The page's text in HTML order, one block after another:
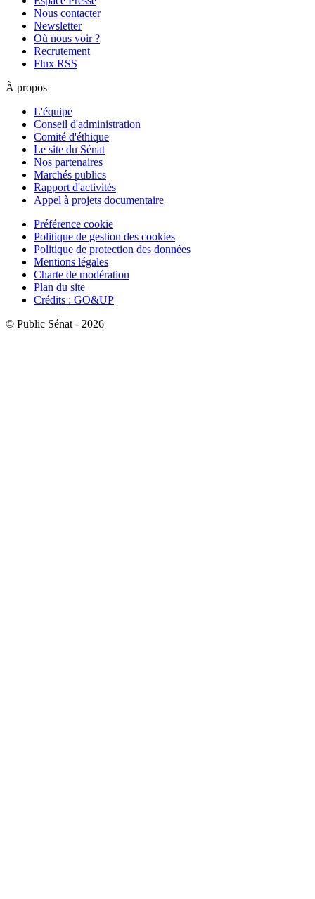
Nous contacter
Newsletter
Où nous voir ?
Recrutement
Flux RSS
À propos
L'équipe
Conseil d'administration
Comité d'éthique
Le site du Sénat
Nos partenaires
Marchés publics
Rapport d'activités
Appel à projets documentaire
Préférence cookie
Politique de gestion des cookies
Politique de protection des données
Mentions légales
Charte de modération
Plan du site
Crédits : GO&UP
© Public Sénat - 2026